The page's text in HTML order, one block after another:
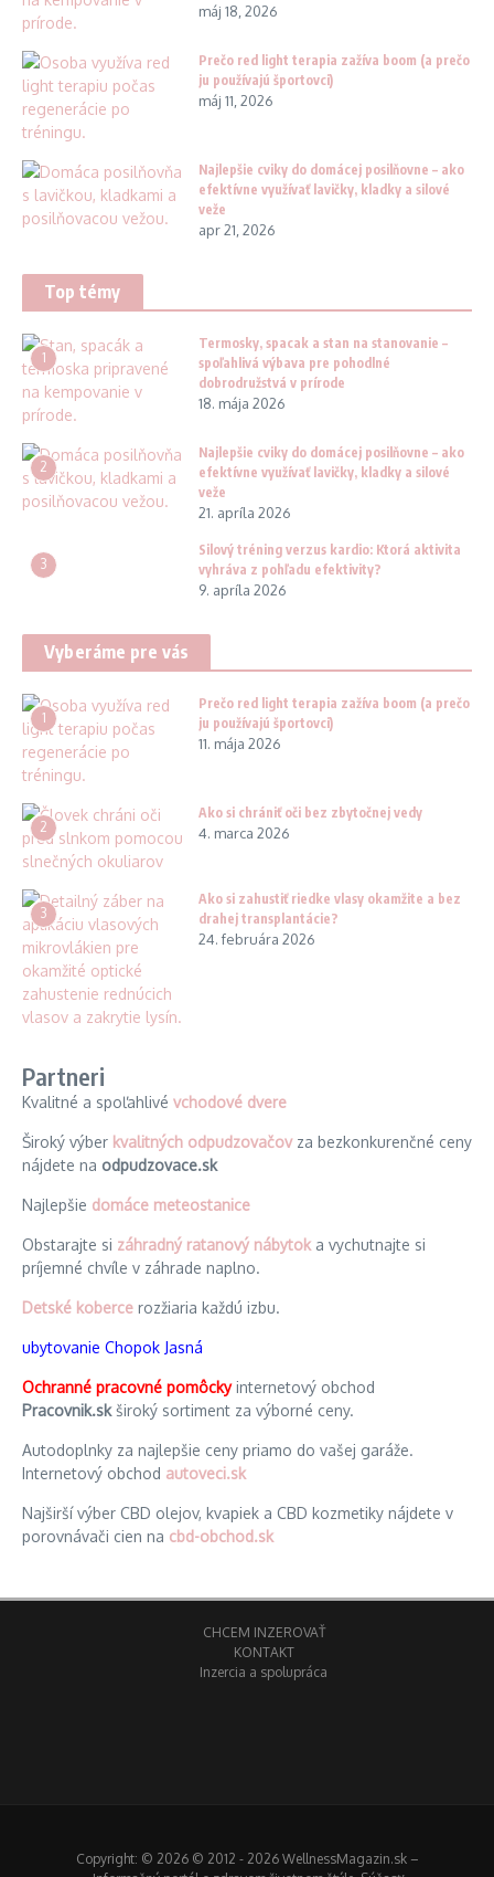
máj 18, 2026
Prečo red light terapia zažíva boom (a prečo
ju používajú športovci)
máj 11, 2026
Najlepšie cviky do domácej posilňovne – ako
efektívne využívať lavičky, kladky a silové
veže
apr 21, 2026
Top témy
1
Termosky, spacak a stan na stanovanie –
spoľahlivá výbava pre pohodlné
dobrodružstvá v prírode
18. mája 2026
2
Najlepšie cviky do domácej posilňovne – ako
efektívne využívať lavičky, kladky a silové
veže
21. apríla 2026
3
Silový tréning verzus kardio: Ktorá aktivita
vyhráva z pohľadu efektivity?
9. apríla 2026
Vyberáme pre vás
1
Prečo red light terapia zažíva boom (a prečo
ju používajú športovci)
11. mája 2026
2
Ako si chrániť oči bez zbytočnej vedy
4. marca 2026
3
Ako si zahustiť riedke vlasy okamžite a bez
drahej transplantácie?
24. februára 2026
Partneri
Kvalitné a spoľahlivé vchodové dvere
Široký výber kvalitných odpudzovačovza bezkonkurenčné ceny
nájdete na odpudzovace.sk
Najlepšie domáce meteostanice
Obstarajte si záhradný ratanový nábytok a vychutnajte si
príjemné chvíle v záhrade naplno.
Detské koberce rozžiaria každú izbu.
ubytovanie Chopok Jasná
Ochranné pracovné pomôckyinternetový obchod
Pracovnik.skširoký sortiment za výborné ceny.
Autodoplnky za najlepšie ceny priamo do vašej garáže.
Internetový obchod autoveci.sk
Najširší výber CBD olejov, kvapiek a CBD kozmetiky nájdete v
porovnávači cien na cbd-obchod.sk
CHCEM INZEROVAŤ
KONTAKT
Inzercia a spolupráca
Copyright: © 2026 © 2012 - 2026 WellnessMagazin.sk –